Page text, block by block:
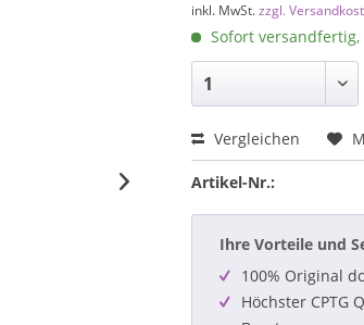
inkl. MwSt.zzgl.
Sofort versandfertig,
Vergleichen
Artikel-Nr.:
Ihre Vorteile und
100% Original
Höchster CPTG